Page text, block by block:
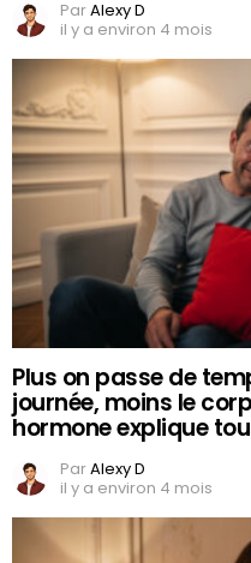
ParAlexy D
il y a environ 4 mois
Plus on passe de
journée, moins le
hormone explique
ParAlexy D
il y a environ 4 mois